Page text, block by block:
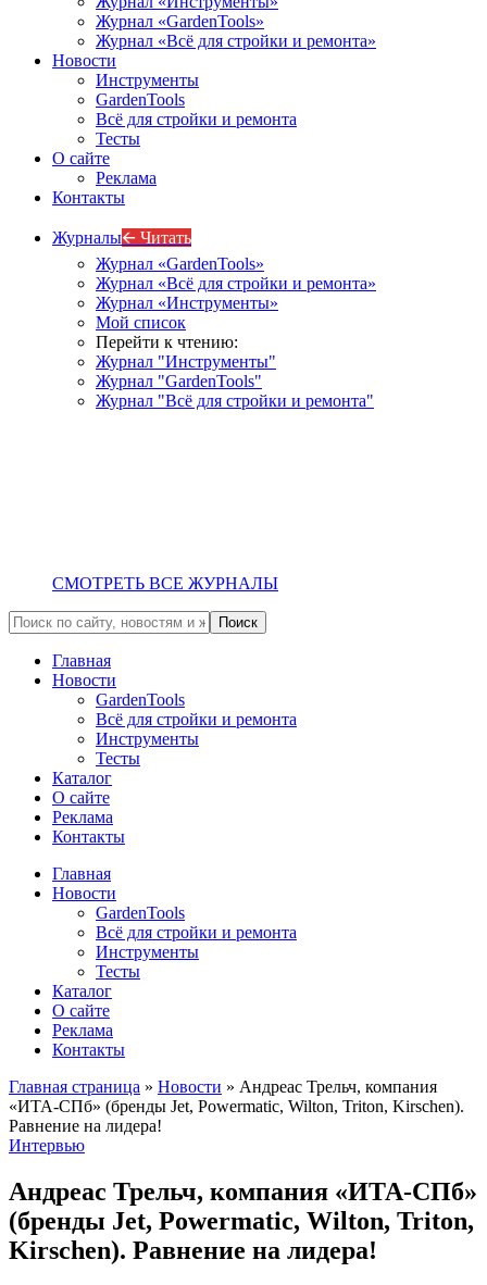
Журнал «GardenTools»
Журнал «Всё для стройки и ремонта»
Новости
Инструменты
GardenTools
Всё для стройки и ремонта
Тесты
О сайте
Реклама
Контакты
Журналы🡨 Читать
Журнал «GardenTools»
Журнал «Всё для стройки и ремонта»
Журнал «Инструменты»
Мой список
Перейти к чтению:
Журнал "Инструменты"
Журнал "GardenTools"
Журнал "Всё для стройки и ремонта"
СМОТРЕТЬ ВСЕ ЖУРНАЛЫ
Главная
Новости
GardenTools
Всё для стройки и ремонта
Инструменты
Тесты
Каталог
О сайте
Реклама
Контакты
Главная
Новости
GardenTools
Всё для стройки и ремонта
Инструменты
Тесты
Каталог
О сайте
Реклама
Контакты
Главная страница » Новости » Андреас Трельч, компания
«ИТА-СПб» (бренды Jet, Powermatic, Wilton, Triton, Kirschen).
Равнение на лидера!
Интервью
Андреас Трельч, компания «ИТА-СПб»
(бренды Jet, Powermatic, Wilton, Triton,
Kirschen). Равнение на лидера!